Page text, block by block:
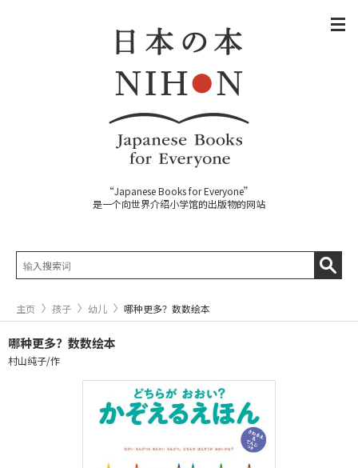
“Japanese Books for Everyone”
是一个向世界介绍小学馆的出版物的网站
主页 孩子 幼儿 哪种更多？数数绘本
哪种更多？数数绘本
村山纯子/作